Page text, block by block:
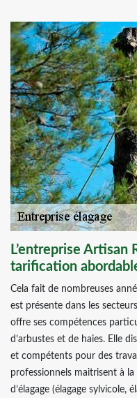
L’entreprise Artisan
tarification
Cela fait de nombreuses
est présente dans les
offre ses compétences
d’arbustes et de haies. Elle
et compétents pour des
professionnels maitrisent à
d’élagage (élagage sylvicole,